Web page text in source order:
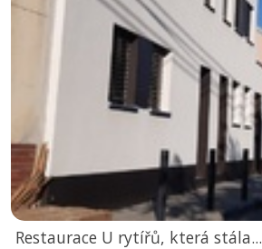
Restaurace U rytířů, která stála...